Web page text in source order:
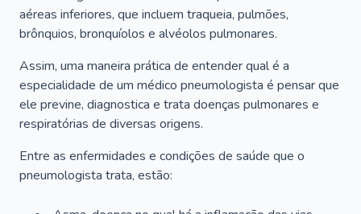
aéreas inferiores, que incluem traqueia, pulmões,
brônquios, bronquíolos e alvéolos pulmonares.
Assim, uma maneira prática de entender qual é a
especialidade de um médico pneumologista é pensar que
ele previne, diagnostica e trata doenças pulmonares e
respiratórias de diversas origens.
Entre as enfermidades e condições de saúde que o
pneumologista trata, estão: